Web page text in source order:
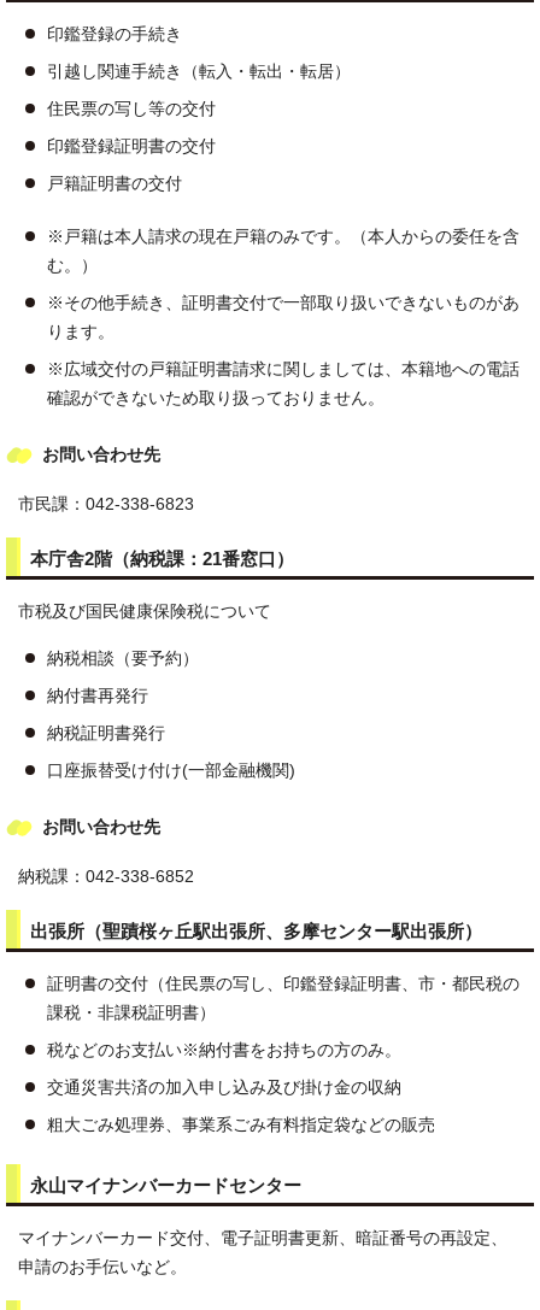
印鑑登録の手続き
引越し関連手続き（転入・転出・転居）
住民票の写し等の交付
印鑑登録証明書の交付
戸籍証明書の交付
※戸籍は本人請求の現在戸籍のみです。（本人からの委任を含
む。）
※その他手続き、証明書交付で一部取り扱いできないものがあ
ります。
※広域交付の戸籍証明書請求に関しましては、本籍地への電話
確認ができないため取り扱っておりません。
お問い合わせ先
市民課：042-338-6823
本庁舎2階（納税課：21番窓口）
市税及び国民健康保険税について
納税相談（要予約）
納付書再発行
納税証明書発行
口座振替受け付け(一部金融機関)
お問い合わせ先
納税課：042-338-6852
出張所（聖蹟桜ヶ丘駅出張所、多摩センター駅出張所）
証明書の交付（住民票の写し、印鑑登録証明書、市・都民税の
課税・非課税証明書）
税などのお支払い※納付書をお持ちの方のみ。
交通災害共済の加入申し込み及び掛け金の収納
粗大ごみ処理券、事業系ごみ有料指定袋などの販売
永山マイナンバーカードセンター
マイナンバーカード交付、電子証明書更新、暗証番号の再設定、
申請のお手伝いなど。